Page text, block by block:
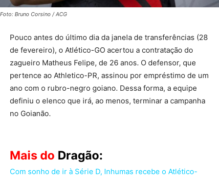
Foto: Bruno Corsino / ACG
Pouco antes do último dia da janela de transferências (28
de fevereiro), o Atlético-GO acertou a contratação do
zagueiro Matheus Felipe, de 26 anos. O defensor, que
pertence ao Athletico-PR, assinou por empréstimo de um
ano com o rubro-negro goiano. Dessa forma, a equipe
definiu o elenco que irá, ao menos, terminar a campanha
no Goianão.
Mais do Dragão:
Com sonho de ir à Série D, Inhumas recebe o Atlético-